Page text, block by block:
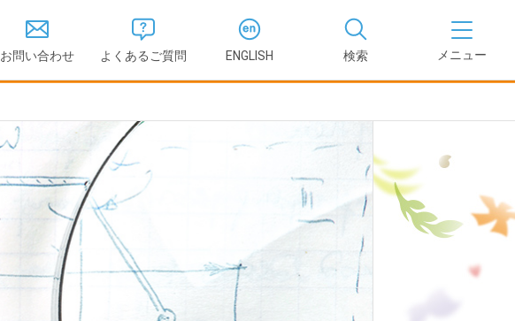
お問い合わせ よくあるご質問 ENGLISH 検索
教学に関する情報
社会貢献等
設置計画履行状況報告書
高等教育の修学支援新制
健康科学部